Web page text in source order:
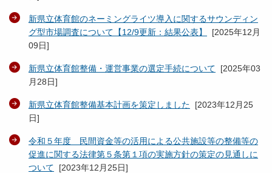
新県立体育館のネーミングライツ導入に関するサウンディン
グ型市場調査について【12/9更新：結果公表】
[2025年12月
09日]
新県立体育館整備・運営事業の選定手続について [2025年03
月28日]
新県立体育館整備基本計画を策定しました [2023年12月25
日]
令和５年度 民間資金等の活用による公共施設等の整備等の
促進に関する法律第５条第１項の実施方針の策定の見通しに
ついて [2023年12月25日]